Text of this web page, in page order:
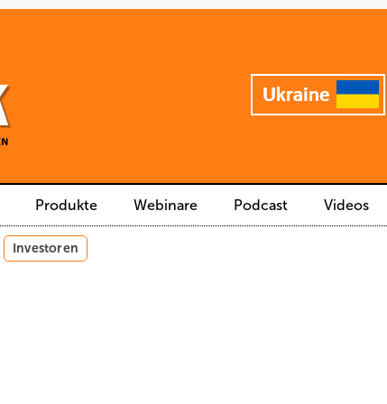
Produkte Webinare Podcast Videos
Investoren